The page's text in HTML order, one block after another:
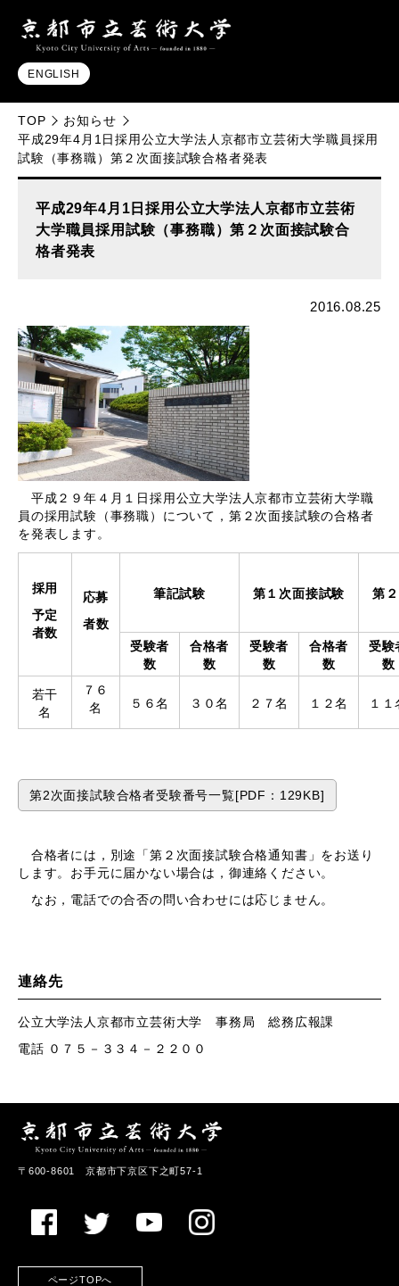
ENGLISH
TOP
お知らせ
平成29年4月1日採用公立大学法人京都市立芸術大学職員採用
試験（事務職）第２次面接試験合格者発表
平成29年4月1日採用公立大学法人京都市立芸術
大学職員採用試験（事務職）第２次面接試験合
格者発表
2016.08.25
平成２９年４月１日採用公立大学法人京都市立芸術大学職
員の採用試験（事務職）について，第２次面接試験の合格者
を発表します。
採用
予定
者数
応募
者数
筆記試験 第１次面接試験 第
受験者
数
合格者
数
受験者
数
合格者
数
受験
数
若干
名
７６
名
５６名 ３０名 ２７名 １２名 １１
第2次面接試験合格者受験番号一覧[PDF：129KB]
合格者には，別途「第２次面接試験合格通知書」をお送り
します。お手元に届かない場合は，御連絡ください。
なお，電話での合否の問い合わせには応じません。
連絡先
公立大学法人京都市立芸術大学 事務局 総務広報課
電話 ０７５－３３４－２２００
〒600-8601 京都市下京区下之町57-1
ページTOPへ